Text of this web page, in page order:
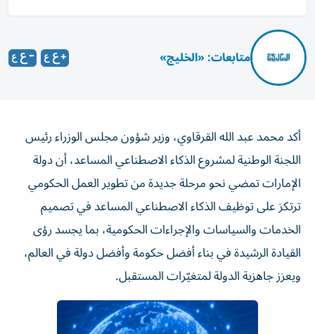
متابعات: «الخليج»
أكد محمد عبد الله القرقاوي، وزير شؤون مجلس الوزراء رئيس
اللجنة الوطنية لمشروع الذكاء الاصطناعي المساعد، أن دولة
الإمارات تمضي نحو مرحلة جديدة من تطوير العمل الحكومي
ترتكز على توظيف الذكاء الاصطناعي المساعد في تصميم
الخدمات والسياسات والإجراءات الحكومية، بما يجسد رؤى
القيادة الرشيدة في بناء أفضل حكومة وأفضل دولة في العالم،
ويعزز جاهزية الدولة لمتغيّرات المستقبل.